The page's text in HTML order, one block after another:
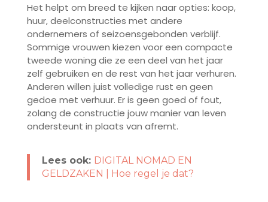
Het helpt om breed te kijken naar opties: koop,
huur, deelconstructies met andere
ondernemers of seizoensgebonden verblijf.
Sommige vrouwen kiezen voor een compacte
tweede woning die ze een deel van het jaar
zelf gebruiken en de rest van het jaar verhuren.
Anderen willen juist volledige rust en geen
gedoe met verhuur. Er is geen goed of fout,
zolang de constructie jouw manier van leven
ondersteunt in plaats van afremt.
Lees ook: DIGITAL NOMAD EN
GELDZAKEN | Hoe regel je dat?